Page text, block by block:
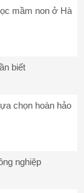
mầm non ở Hà
biết
chọn hoàn hảo
nghiệp